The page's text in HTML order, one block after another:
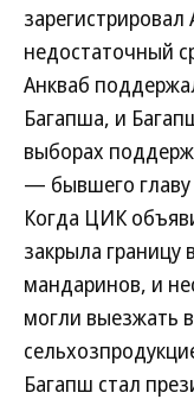
недостаточный
Анкваб
Багапша, и
выборах
— бывшего главу
Когда ЦИК
закрыла границу
мандаринов, и
могли выезжать
Багапш стал